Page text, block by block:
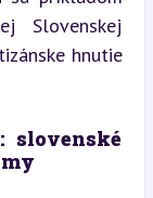
Slovenskej
hnutie
slovenské